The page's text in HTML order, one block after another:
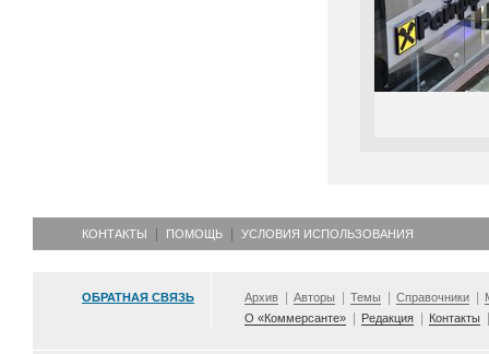
КОНТАКТЫ ПОМОЩЬ УСЛОВИЯ ИСПОЛЬЗОВАНИЯ
ОБРАТНАЯ СВЯЗЬ Архив Авторы Темы Справочники
О «Коммерсанте»
Редакция Контакты